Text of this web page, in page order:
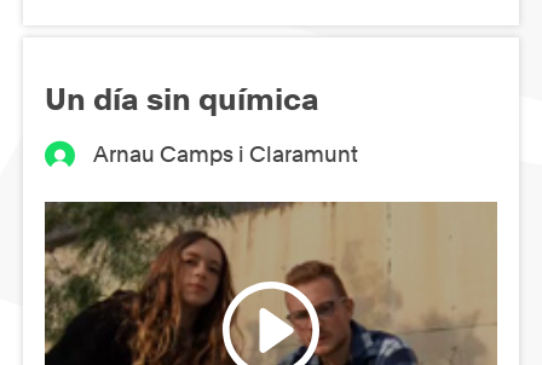
Un día sin química
Arnau Camps i Claramunt